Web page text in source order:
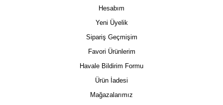
Hesabım
Yeni Üyelik
Sipariş Geçmişim
Favori Ürünlerim
Havale Bildirim Formu
Ürün İadesi
Mağazalarımız